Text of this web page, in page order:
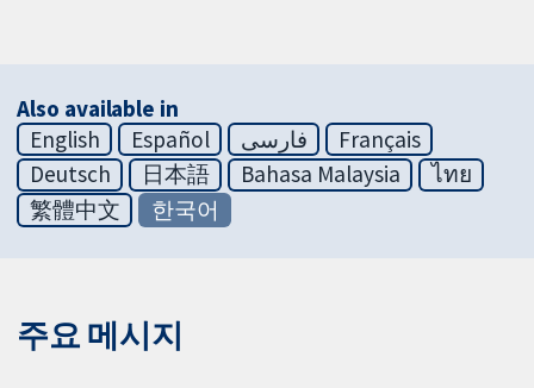
Also available in
English
Español فارسی
Français
Deutsch
日本語 Bahasa Malaysia
ไทย
繁體中文
한국어
주요 메시지